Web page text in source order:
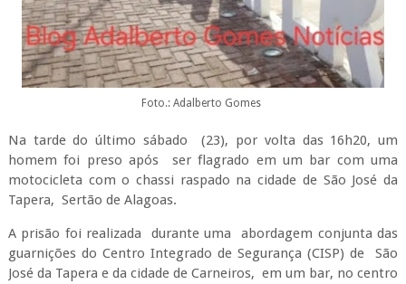
Foto.: Adalberto Gomes
Na tarde do último sábado (23), por volta das 16h20, um
homem foi preso após ser flagrado em um bar com uma
motocicleta com o chassi raspado na cidade de São José da
Tapera, Sertão de Alagoas.
A prisão foi realizada durante uma abordagem conjunta das
guarnições do Centro Integrado de Segurança (CISP) de São
José da Tapera e da cidade de Carneiros, em um bar, no centro